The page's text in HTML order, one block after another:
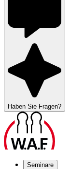
Haben Sie Fragen?
Seminare